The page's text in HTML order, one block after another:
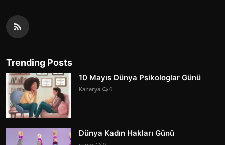
Trending Posts
10 Mayıs Dünya Psikologlar Günü
Kanarya 0
Dünya Kadın Hakları Günü